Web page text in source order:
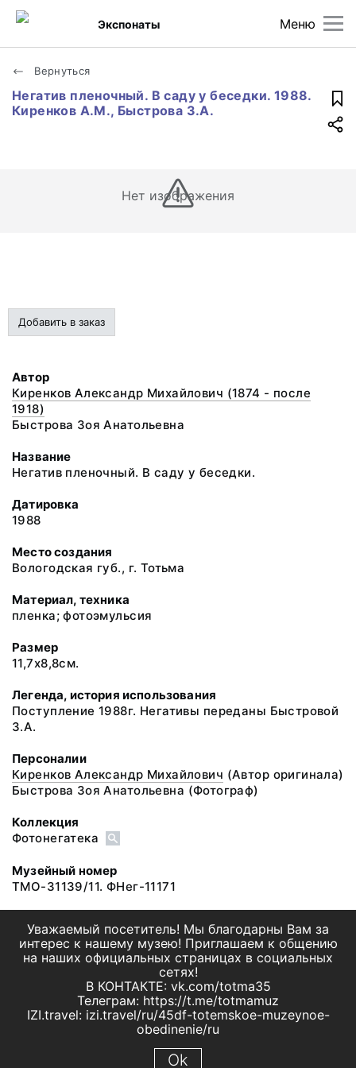
Меню
Экспонаты
Вернуться
Негатив пленочный. В саду у беседки. 1988.
Киренков А.М., Быстрова З.А.
Нет изображения
Добавить в заказ
Автор
Киренков Александр Михайлович (1874 - после
1918)
Быстрова Зоя Анатольевна
Название
Негатив пленочный. В саду у беседки.
Датировка
1988
Место создания
Вологодская губ., г. Тотьма
Материал, техника
пленка; фотоэмульсия
Размер
11,7х8,8см.
Легенда, история использования
Поступление 1988г. Негативы переданы Быстровой
З.А.
Персоналии
Киренков Александр Михайлович (Автор оригинала)
Быстрова Зоя Анатольевна (Фотограф)
Коллекция
Фотонегатека
Музейный номер
ТМО-31139/11. ФНег-11171
Уважаемый посетитель! Мы благодарны Вам за
интерес к нашему музею! Приглашаем к общению
на наших официальных страницах в социальных
сетях!
В КОНТАКТЕ: vk.com/totma35
Телеграм: https://t.me/totmamuz
IZI.travel: izi.travel/ru/45df-totemskoe-muzeynoe-
obedinenie/ru
Ok